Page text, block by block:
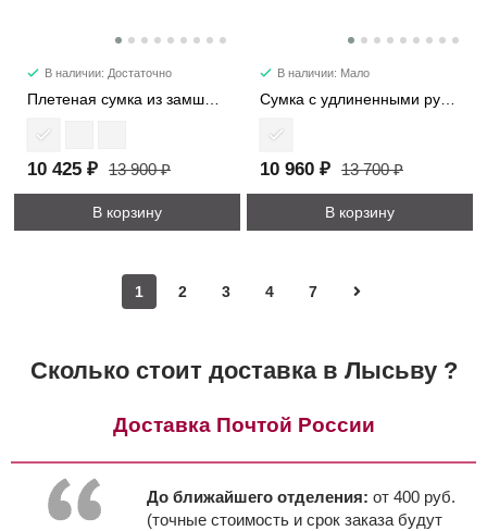
В наличии: Достаточно
10 425 ₽ 13 900 ₽
В корзину
В наличии: Мало
10 960 ₽ 13 700 ₽
В корзину
1 2 3 4 7
Сколько стоит доставка в Лысьву ?
Доставка Почтой России
До ближайшего отделения: от 400 руб.
(точные стоимость и срок заказа будут